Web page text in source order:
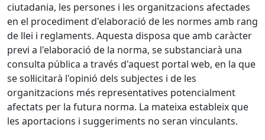
ciutadania, les persones i les organitzacions afectades
en el procediment d'elaboració de les normes amb rang
de llei i reglaments. Aquesta disposa que amb caràcter
previ a l'elaboració de la norma, se substanciarà una
consulta pública a través d'aquest portal web, en la que
se sol·licitarà l'opinió dels subjectes i de les
organitzacions més representatives potencialment
afectats per la futura norma. La mateixa estableix que
les aportacions i suggeriments no seran vinculants.